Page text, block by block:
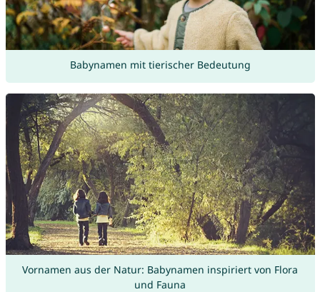
Babynamen mit tierischer Bedeutung
Vornamen aus der Natur: Babynamen inspiriert von Flora
und Fauna